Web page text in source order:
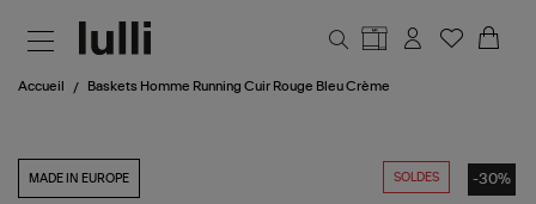
Accueil Baskets Homme Running Cuir Rouge Bleu Crème
SOLDES -30%
MADE IN EUROPE